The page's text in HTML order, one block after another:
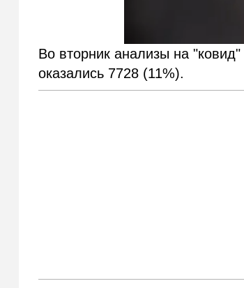
Во вторник анализы на
оказались 7728 (11%).